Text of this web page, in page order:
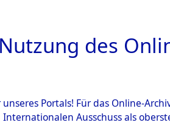
BESTANDSBESCHREIBUNG
des
Portals! Für das Online-
Ausschuss als